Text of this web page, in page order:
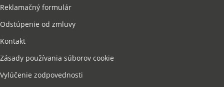
Reklamačný formulár
Odstúpenie od zmluvy
Kontakt
Zásady používania súborov cookie
Vylúčenie zodpovednosti